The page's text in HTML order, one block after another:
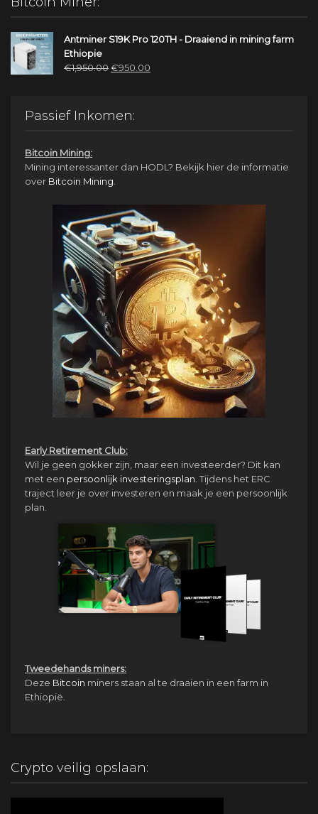
Antminer S19K Pro 120TH - Draaiend in mining farm
Ethiopie
€1,950.00Oorspronkelijke
€950.00
Passief Inkomen:
Bitcoin Mining:
Mining interessanter dan HODL? Bekijk hier de informatie
over Bitcoin Mining
Early Retirement Club:
Wil je geen gokker zijn, maar een investeerder? Dit kan
met een persoonlijk investeringsplan. Tijdens het ERC
traject leer je over investeren en maak je een persoonlijk
plan.
Tweedehands miners:
Deze Bitcoin miners staan al te draaien in een farm in
Ethiopië.
Crypto veilig opslaan: